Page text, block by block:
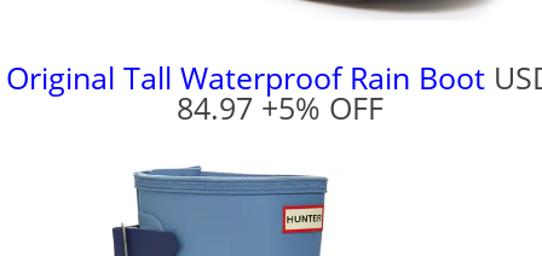
Original Tall Waterproof Rain Boot
84.97 +5% OFF